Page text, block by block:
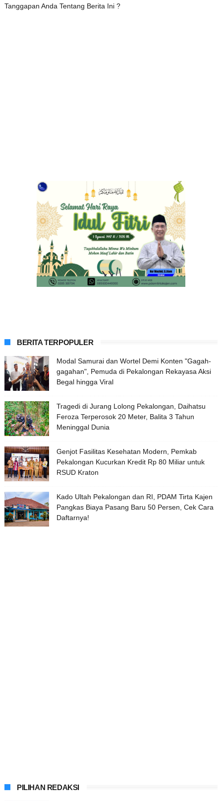
Tanggapan Anda Tentang Berita Ini ?
BERITA TERPOPULER
Modal Samurai dan Wortel Demi Konten "Gagah-
gagahan", Pemuda di Pekalongan Rekayasa Aksi
Begal hingga Viral
Tragedi di Jurang Lolong Pekalongan, Daihatsu
Feroza Terperosok 20 Meter, Balita 3 Tahun
Meninggal Dunia
Genjot Fasilitas Kesehatan Modern, Pemkab
Pekalongan Kucurkan Kredit Rp 80 Miliar untuk
RSUD Kraton
Kado Ultah Pekalongan dan RI, PDAM Tirta Kajen
Pangkas Biaya Pasang Baru 50 Persen, Cek Cara
Daftarnya!
PILIHAN REDAKSI